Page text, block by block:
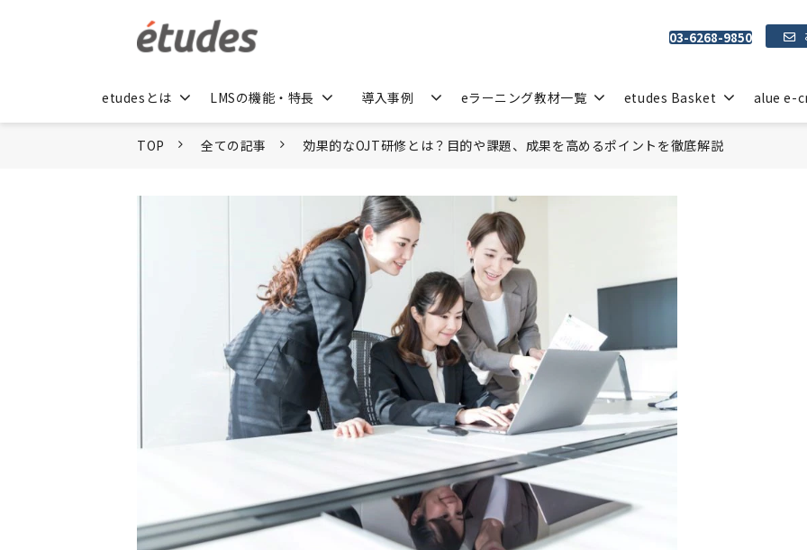
03-6268-9850
etudesとは LMSの機能・特長 導入事例 eラーニング教材一覧 etudes Basket alue e-
TOP 全ての記事 効果的なOJT研修とは？目的や課題、成果を高めるポイントを徹底解説